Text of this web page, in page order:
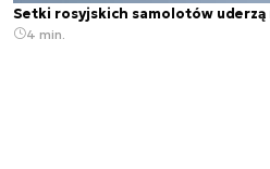
Setki rosyjskich samolotów uderzą
4 min.